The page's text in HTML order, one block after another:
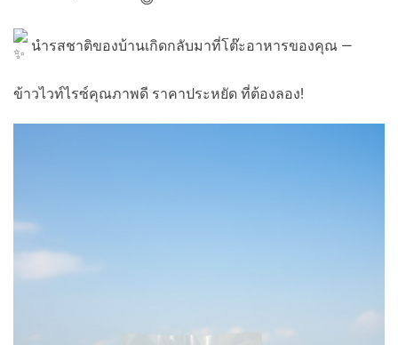
นำรสชาติของบ้านเกิดกลับมาที่โต๊ะอาหารของคุณ —
ข้าวไวท์ไรซ์คุณภาพดี ราคาประหยัด ที่ต้องลอง!